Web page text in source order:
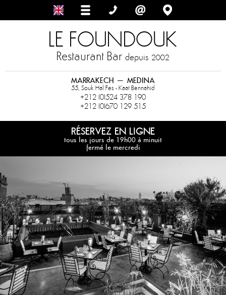
LE FOUNDOUK
Restaurant Bar depuis 2002
MARRAKECH – MEDINA
55, Souk Hal Fes - Kaat Bennahid
+212 (0)524 378 190
+212 (0)670 129 515
RÉSERVEZ EN LIGNE
tous les jours de 19h00 à minuit
fermé le mercredi